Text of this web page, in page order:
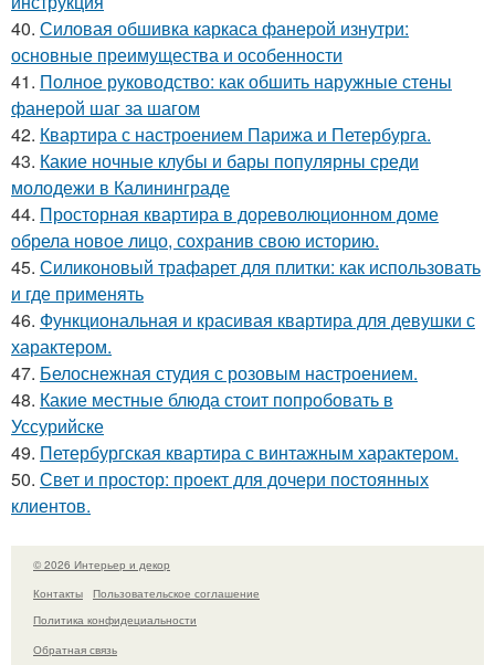
40. Силовая обшивка каркаса фанерой изнутри:
основные преимущества и особенности
41. Полное руководство: как обшить наружные стены
фанерой шаг за шагом
42. Квартира с настроением Парижа и Петербурга.
43. Какие ночные клубы и бары популярны среди
молодежи в Калининграде
44. Просторная квартира в дореволюционном доме
обрела новое лицо, сохранив свою историю.
45. Силиконовый трафарет для плитки: как использовать
и где применять
46. Функциональная и красивая квартира для девушки с
характером.
47. Белоснежная студия с розовым настроением.
48. Какие местные блюда стоит попробовать в
Уссурийске
49. Петербургская квартира с винтажным характером.
50. Свет и простор: проект для дочери постоянных
клиентов.
© 2026 Интерьер и декор
Контакты
Пользовательское соглашение
Политика конфидециальности
Обратная связь